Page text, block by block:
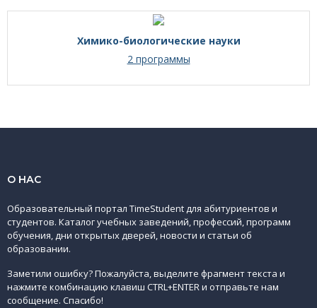
Химико-биологические науки
2 программы
О НАС
Образовательный портал TimeStudent для абитуриентов и
студентов. Каталог учебных заведений, профессий, программ
обучения, дни открытых дверей, новости и статьи об
образовании.
Заметили ошибку? Пожалуйста, выделите фрагмент текста и
нажмите комбинацию клавиш CTRL+ENTER и отправьте нам
сообщение. Спасибо!